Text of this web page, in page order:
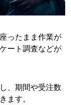
ったまま作業が
ート調査などが
、期間や受注数
ます。